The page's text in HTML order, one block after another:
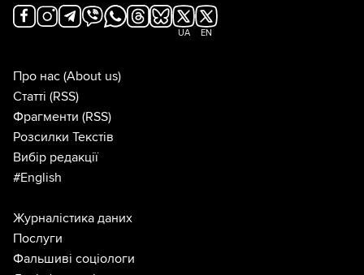
UA EN
Про нас (About us)
Статті (RSS)
Фрагменти (RSS)
Розсилки Текстів
Вибір редакції
#English
Журналістика даних
Послуги
Фальшиві соціологи